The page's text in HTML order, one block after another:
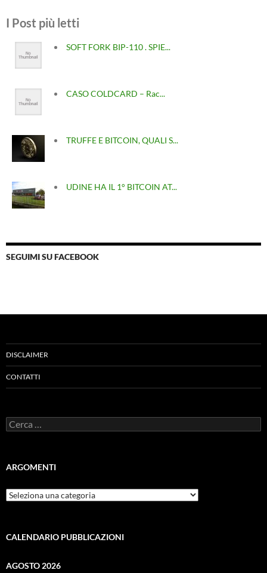
I Post più letti
SOFT FORK BIP-110 . SPIE...
CASO COLDCARD – Rac...
TRUFFE E BITCOIN, QUALI S...
UDINE HA IL 1° BITCOIN AT...
SEGUIMI SU FACEBOOK
DISCLAIMER
CONTATTI
Ricerca
per:
ARGOMENTI
ARGOMENTI
CALENDARIO PUBBLICAZIONI
AGOSTO 2026